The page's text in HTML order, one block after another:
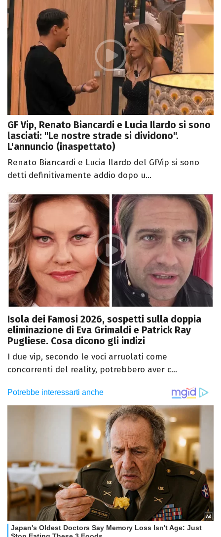
GF Vip, Renato Biancardi e Lucia Ilardo si sono
lasciati: "Le nostre strade si dividono".
L'annuncio (inaspettato)
Renato Biancardi e Lucia Ilardo del GfVip si sono
detti definitivamente addio dopo u...
Isola dei Famosi 2026, sospetti sulla doppia
eliminazione di Eva Grimaldi e Patrick Ray
Pugliese. Cosa dicono gli indizi
I due vip, secondo le voci arruolati come
concorrenti del reality, potrebbero aver c...